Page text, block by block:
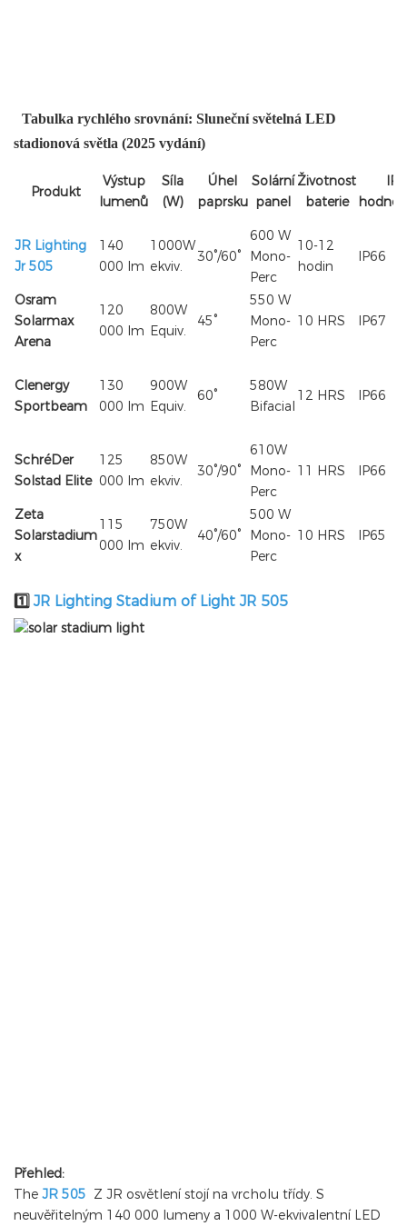
Tabulka rychlého srovnání: Sluneční světelná LED
stadionová světla (2025 vydání)
Produkt
Výstup
lumenů
Síla
(W)
Úhel
paprsku
Solární
panel
Životnost
baterie
IP
JR Lighting
Jr 505
140
000 lm
1000W
ekviv.
30°/60°
600 W
Mono-
Perc
10-12
hodin
IP66
Osram
Solarmax
Arena
120
000 lm
800W
Equiv.
45°
550 W
Mono-
Perc
10 HRS IP67
Clenergy
Sportbeam
130
000 lm
900W
Equiv.
60°
580W
Bifacial
12 HRS IP66
SchréDer
Solstad Elite
125
000 lm
850W
ekviv.
30°/90°
610W
Mono-
Perc
11 HRS IP66
Zeta
Solarstadium
x
115
000 lm
750W
ekviv.
40°/60°
500 W
Mono-
Perc
10 HRS IP65
1️⃣ JR Lighting Stadium of Light JR 505
Přehled:
The JR 505 Z JR osvětlení stojí na vrcholu třídy. S
neuvěřitelným 140 000 lumeny a 1000 W-ekvivalentní LED